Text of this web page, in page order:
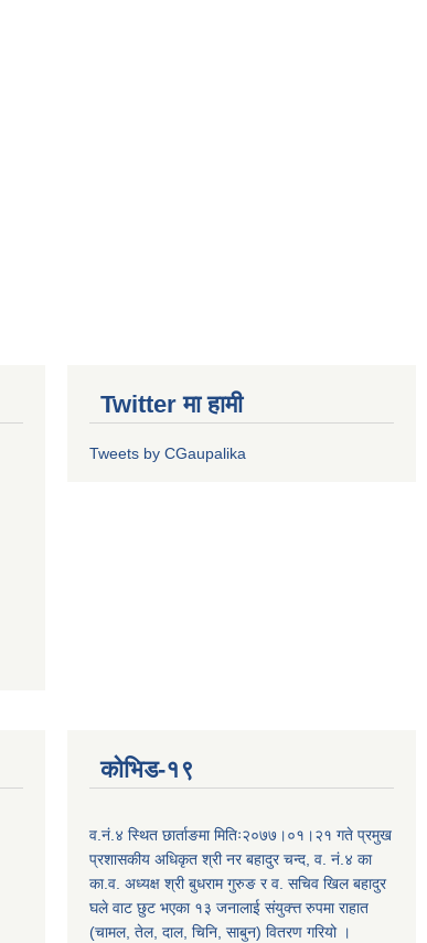
Twitter मा हामी
Tweets by CGaupalika
कोभिड-१९
व.नं.४ स्थित छार्ताङमा मितिः२०७७।०१।२१ गते प्रमुख
प्रशासकीय अधिकृत श्री नर बहादुर चन्द, व. नं.४ का
का.व. अध्यक्ष श्री बुधराम गुरुङ र व. सचिव खिल बहादुर
घले वाट छुट भएका १३ जनालाई संयुक्त्त रुपमा राहात
(चामल, तेल, दाल, चिनि, साबुन) वितरण गरियो ।